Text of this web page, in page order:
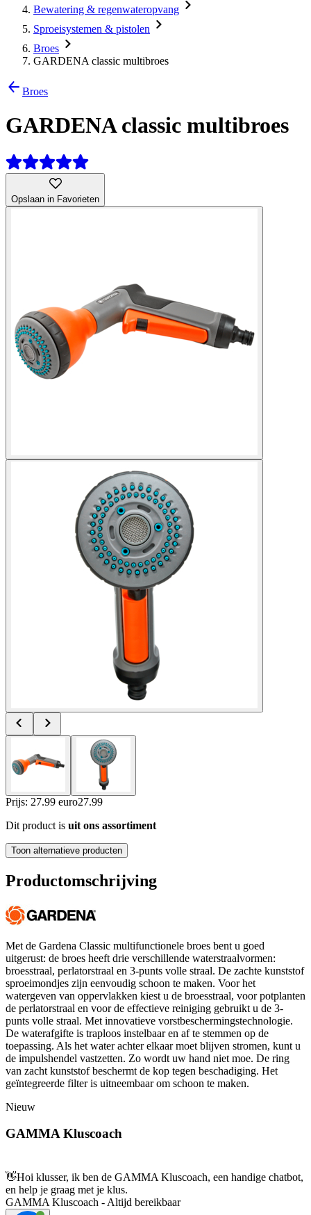
Bewatering & regenwateropvang
Sproeisystemen & pistolen
Broes
GARDENA classic multibroes
Broes
GARDENA classic multibroes
Opslaan in Favorieten
Prijs: 27.99 euro27.99
Dit product is uit ons assortiment
Toon alternatieve producten
Productomschrijving
Met de Gardena Classic multifunctionele broes bent u goed
uitgerust: de broes heeft drie verschillende waterstraalvormen:
broesstraal, perlatorstraal en 3-punts volle straal. De zachte kunststof
sproeimondjes zijn eenvoudig schoon te maken. Voor het
watergeven van oppervlakken kiest u de broesstraal, voor potplanten
de perlatorstraal en voor de effectieve reiniging gebruikt u de 3-
punts volle straal. Met innovatieve vorstbeschermingstechnologie.
De waterafgifte is traploos instelbaar en af te stemmen op de
toepassing. Als het water achter elkaar moet blijven stromen, kunt u
de impulshendel vastzetten. Zo wordt uw hand niet moe. De ring
van zacht kunststof beschermt de kop tegen beschadiging. Het
geïntegreerde filter is uitneembaar om schoon te maken.
Nieuw
GAMMA Kluscoach
👋Hoi klusser, ik ben de GAMMA Kluscoach, een handige chatbot,
en help je graag met je klus.
GAMMA Kluscoach - Altijd bereikbaar